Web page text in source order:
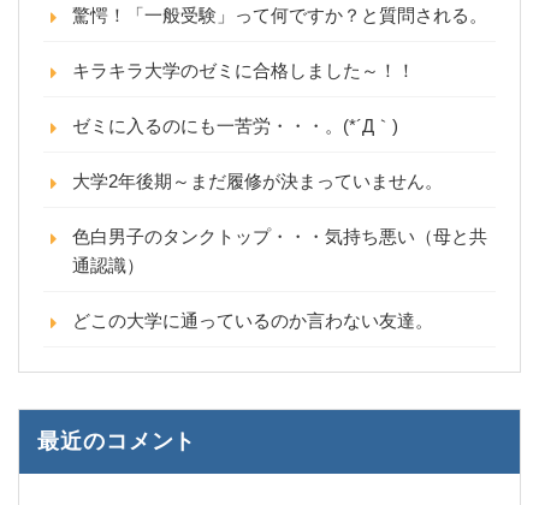
驚愕！「一般受験」って何ですか？と質問される。
キラキラ大学のゼミに合格しました～！！
ゼミに入るのにも一苦労・・・。(*´Д｀)
大学2年後期～まだ履修が決まっていません。
色白男子のタンクトップ・・・気持ち悪い（母と共
通認識）
どこの大学に通っているのか言わない友達。
最近のコメント